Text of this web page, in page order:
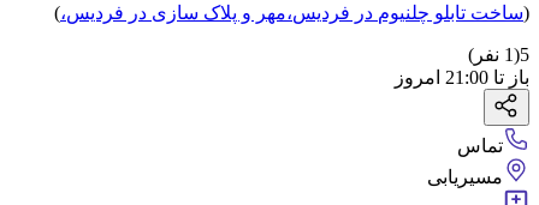
(ساخت تابلو چلنیوم در فردیس،مهر و پلاک سازی در فردیس،)
5
(
1 نفر)
باز تا 21:00 امروز
تماس
مسیریابی